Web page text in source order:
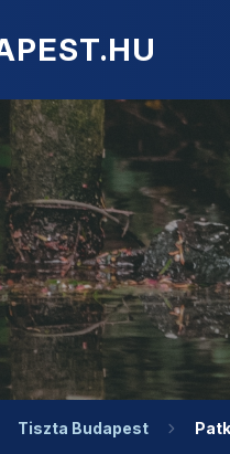
Tiszta Budapest